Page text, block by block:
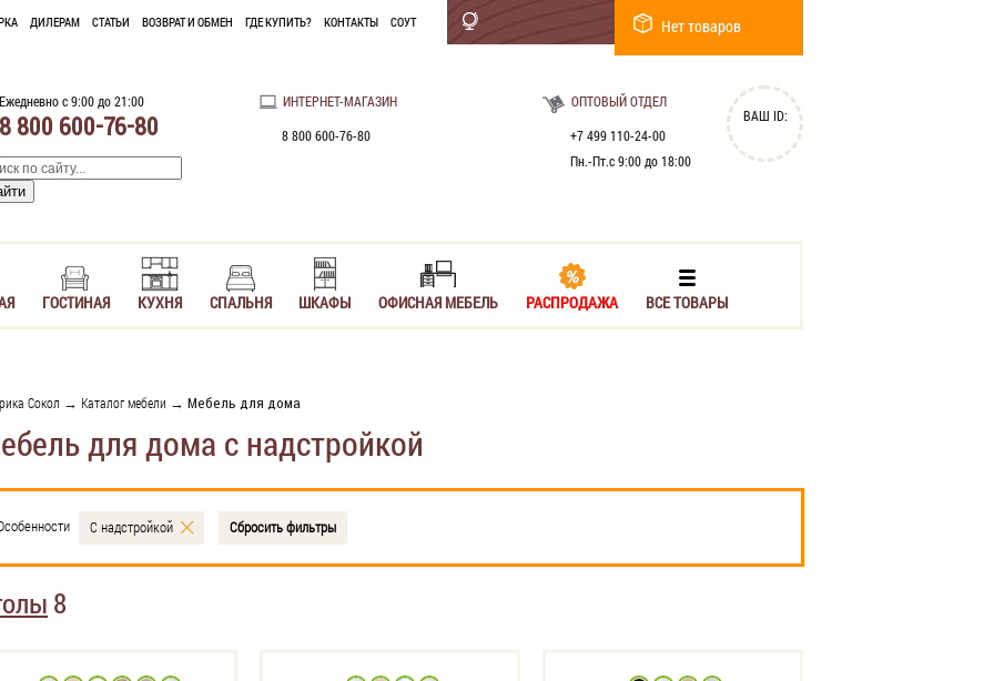
ДИЛЕРАМ СТАТЬИ ВОЗВРАТ И ОБМЕН ГДЕ КУПИТЬ? КОНТАКТЫ СОУТ Нет товаров
Ежедневно с 9:00 до 21:00
8 800 600-76-80
ИНТЕРНЕТ-МАГАЗИН
8 800 600-76-80
ОПТОВЫЙ ОТДЕЛ
+7 499 110-24-00
Пн.-Пт.с 9:00 до 18:00
ВАШ ID:
ГОСТИНАЯ КУХНЯ СПАЛЬНЯ ШКАФЫ ОФИСНАЯ МЕБЕЛЬ РАСПРОДАЖА ВСЕ ТОВАРЫ
Сокол → Каталог мебели → Мебель для дома
для дома с надстройкой
С надстройкой Сбросить фильтры
8